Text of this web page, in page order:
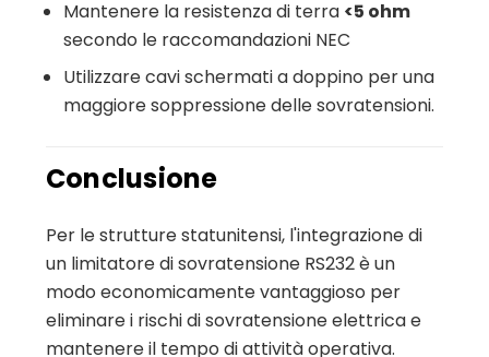
Mantenere la resistenza di terra <5 ohm
secondo le raccomandazioni NEC
Utilizzare cavi schermati a doppino per una
maggiore soppressione delle sovratensioni.
Conclusione
Per le strutture statunitensi, l'integrazione di
un limitatore di sovratensione RS232 è un
modo economicamente vantaggioso per
eliminare i rischi di sovratensione elettrica e
mantenere il tempo di attività operativa.